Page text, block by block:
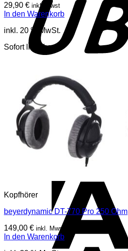
29,90 € inkl. Mwst
In den Warenkorb
inkl. 20 % MwSt.
Sofort lieferbar
Kopfhörer
beyerdynamic DT-770 Pro 250 Ohm
149,00 € inkl. Mwst
In den Warenkorb